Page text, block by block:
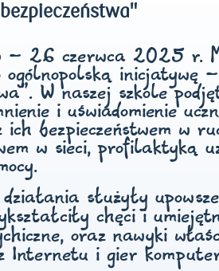
– 26 czerwca 2025 r.
ogólnopolską inicjatywę
W naszej szkole
i uświadomienie
bezpieczeństwem w
w sieci, profilaktyką
działania służyły
chęci i
oraz nawyki
Internetu i gier